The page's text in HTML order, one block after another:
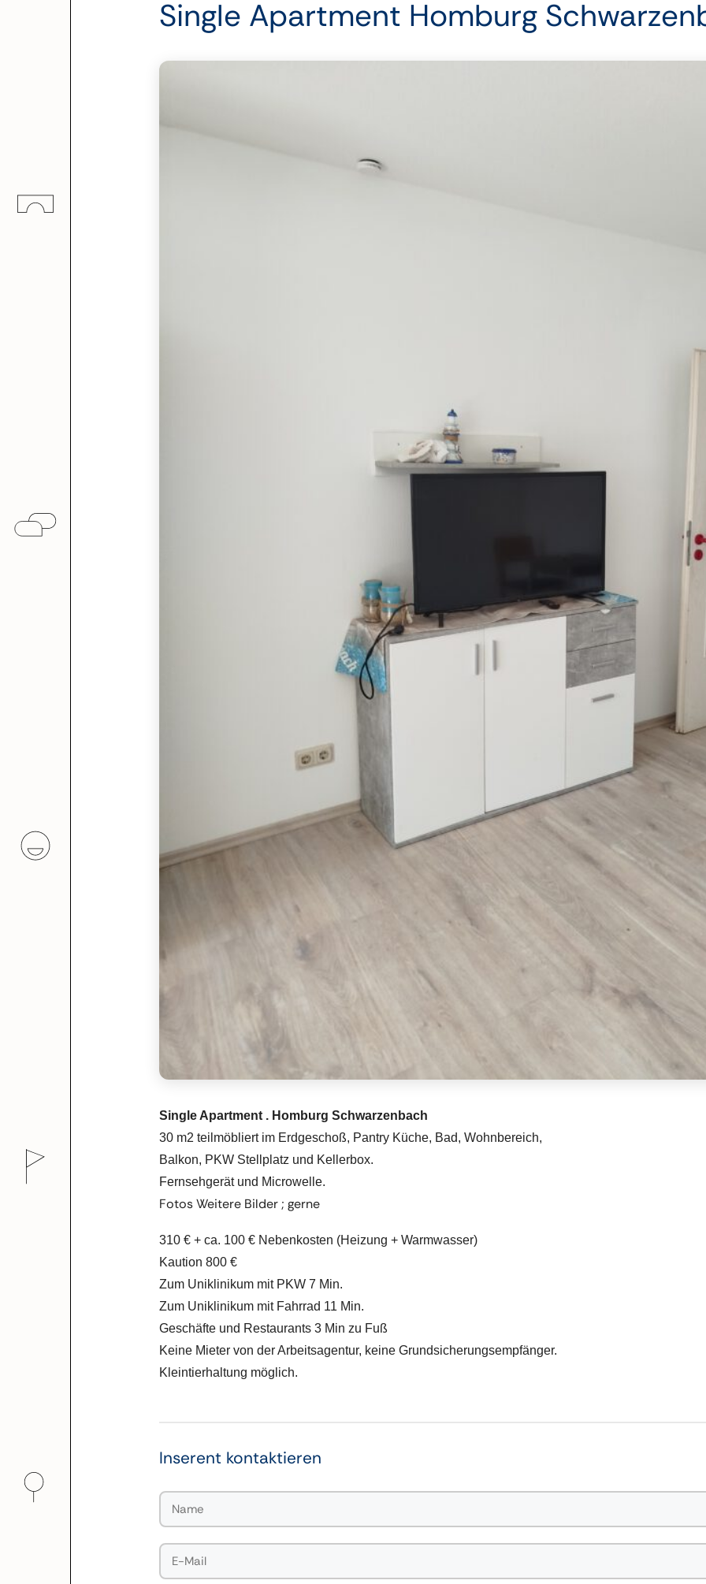
Single Apartment Homburg
Single Apartment . Homburg Schwarzenbach
30 m2 teilmöbliert im Erdgeschoß, Pantry Küche, Bad, Wohnbereich,
Balkon, PKW Stellplatz und Kellerbox.
Fernsehgerät und Microwelle.
Fotos Weitere Bilder ; gerne
310 € + ca. 100 € Nebenkosten (Heizung + Warmwasser)
Kaution 800 €
Zum Uniklinikum mit PKW 7 Min.
Zum Uniklinikum mit Fahrrad 11 Min.
Geschäfte und Restaurants 3 Min zu Fuß
Keine Mieter von der Arbeitsagentur, keine Grundsicherungsempfänger.
Kleintierhaltung möglich.
Inserent kontaktieren